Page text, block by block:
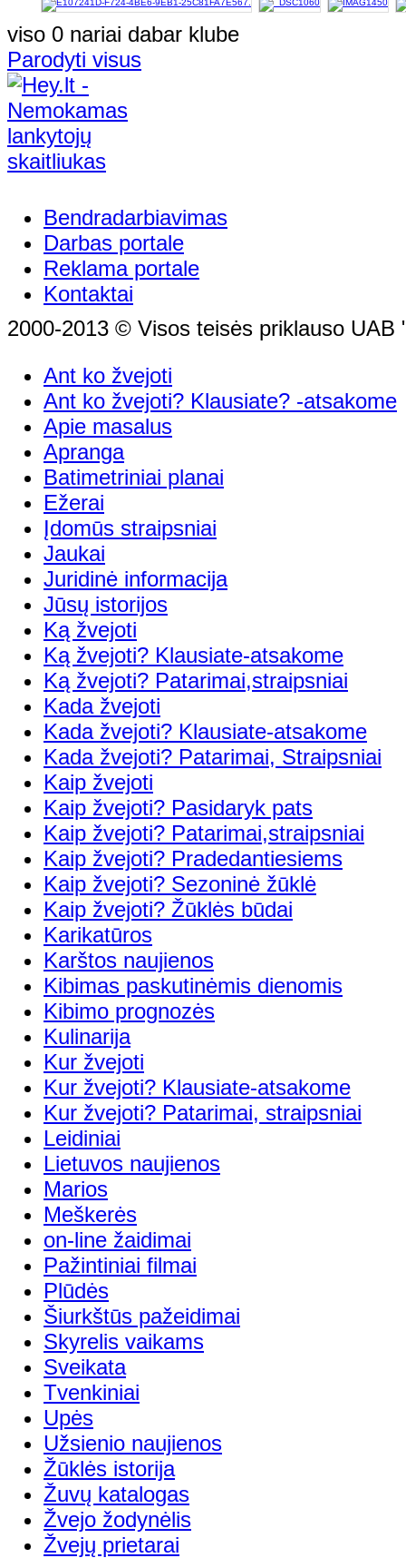
viso 0 nariai dabar klube
Parodyti visus
Bendradarbiavimas
Darbas portale
Reklama portale
Kontaktai
2000-2013 © Visos teisės priklauso UAB
Ant ko žvejoti
Ant ko žvejoti? Klausiate? -atsakome
Apie masalus
Apranga
Batimetriniai planai
Ežerai
Įdomūs straipsniai
Jaukai
Juridinė informacija
Jūsų istorijos
Ką žvejoti
Ką žvejoti? Klausiate-atsakome
Ką žvejoti? Patarimai,straipsniai
Kada žvejoti
Kada žvejoti? Klausiate-atsakome
Kada žvejoti? Patarimai, Straipsniai
Kaip žvejoti
Kaip žvejoti? Pasidaryk pats
Kaip žvejoti? Patarimai,straipsniai
Kaip žvejoti? Pradedantiesiems
Kaip žvejoti? Sezoninė žūklė
Kaip žvejoti? Žūklės būdai
Karikatūros
Karštos naujienos
Kibimas paskutinėmis dienomis
Kibimo prognozės
Kulinarija
Kur žvejoti
Kur žvejoti? Klausiate-atsakome
Kur žvejoti? Patarimai, straipsniai
Leidiniai
Lietuvos naujienos
Marios
Meškerės
on-line žaidimai
Pažintiniai filmai
Plūdės
Šiurkštūs pažeidimai
Skyrelis vaikams
Sveikata
Tvenkiniai
Upės
Užsienio naujienos
Žūklės istorija
Žuvų katalogas
Žvejo žodynėlis
Žvejų prietarai